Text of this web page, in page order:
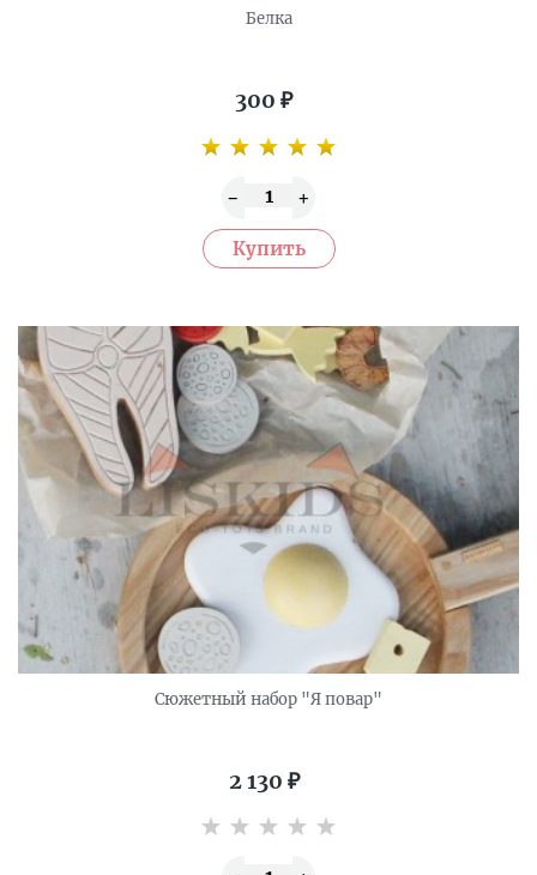
Белка
300 ₽
Сюжетный набор "Я повар"
2 130 ₽